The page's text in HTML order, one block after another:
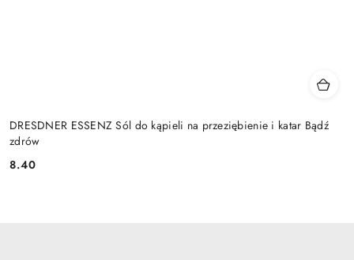
DRESDNER ESSENZ Sól do kąpieli na przeziębienie i katar Bądź
zdrów
Cena:
8.40